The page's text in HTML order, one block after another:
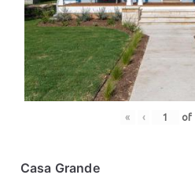
« ‹ of
Casa Grande